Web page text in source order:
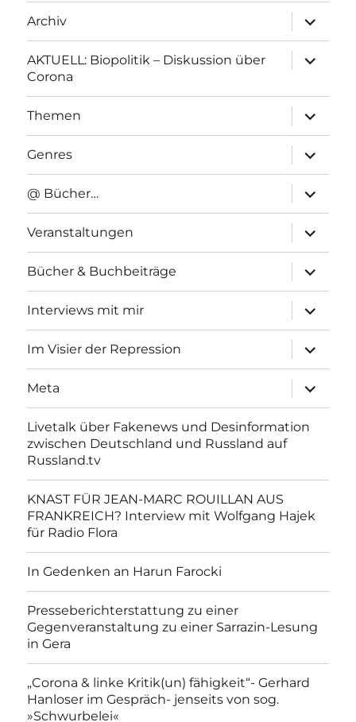
Archiv
anzeigen
AKTUELL: Biopolitik – Diskussion über
Corona
anzeigen
Themen
anzeigen
Genres
anzeigen
@ Bücher…
anzeigen
Veranstaltungen
anzeigen
Bücher & Buchbeiträge
anzeigen
Interviews mit mir
anzeigen
Im Visier der Repression
anzeigen
Meta
anzeigen
Livetalk über Fakenews und Desinformation
zwischen Deutschland und Russland auf
Russland.tv
KNAST FÜR JEAN-MARC ROUILLAN AUS
FRANKREICH? Interview mit Wolfgang Hajek
für Radio Flora
In Gedenken an Harun Farocki
Presseberichterstattung zu einer
Gegenveranstaltung zu einer Sarrazin-Lesung
in Gera
„Corona & linke Kritik(un) fähigkeit“- Gerhard
Hanloser im Gespräch- jenseits von sog.
»Schwurbelei«